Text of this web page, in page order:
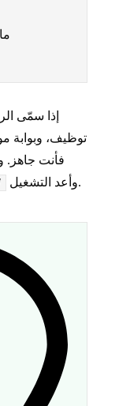
إذا سمّى
توظيف، وبوابة
فأنت جاهز.
وأعد التشغيل.